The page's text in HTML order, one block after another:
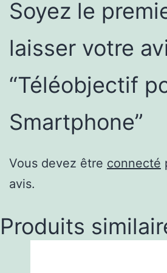
Soyez le
laisser votre
“Téléobjectif
Smartphone”
Vous devez être connecté
avis.
Produits